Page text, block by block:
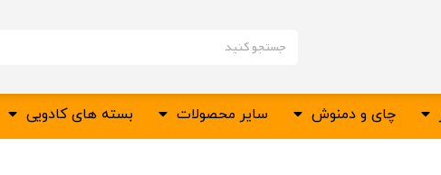
چای و دمنوش سایر محصولات بسته های کادویی